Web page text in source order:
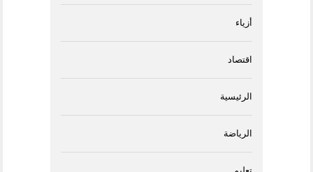
أزياء
اقتصاد
الرئيسية
الرياضة